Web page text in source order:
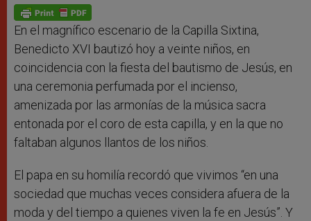
p
p
g
e
r
o
k
En el magnífico escenario de la Capilla Sixtina,
Benedicto XVI bautizó hoy a veinte niños, en
coincidencia con la fiesta del bautismo de Jesús, en
una ceremonia perfumada por el incienso,
amenizada por las armonías de la música sacra
entonada por el coro de esta capilla, y en la que no
faltaban algunos llantos de los niños.
El papa en su homilía recordó que vivimos “en una
sociedad que muchas veces considera afuera de la
moda y del tiempo a quienes viven la fe en Jesús”. Y